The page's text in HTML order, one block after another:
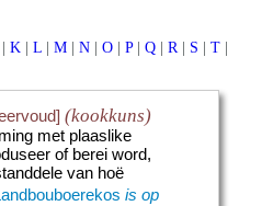
| K | L | M | N | O | P | Q | R | S | T |
(kookkuns)
met plaaslike
of berei word,
van hoë
is op